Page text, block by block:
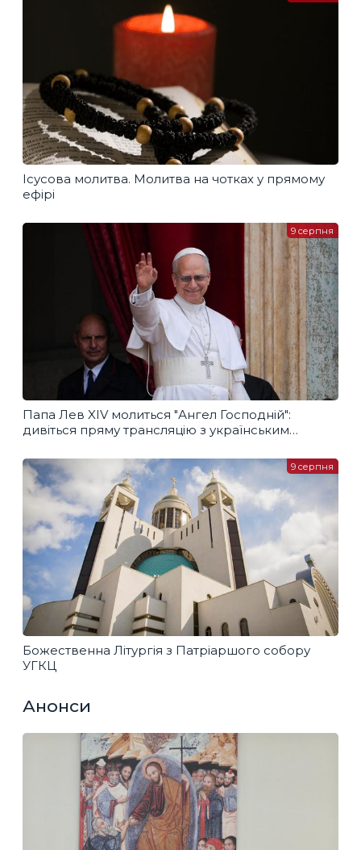
Ісусова молитва. Молитва на чотках у прямому
ефірі
Папа Лев XIV молиться "Ангел Господній":
дивіться пряму трансляцію з українським
9 серпня
Божественна Літургія з Патріаршого собору
УГКЦ
9 серпня
Анонси